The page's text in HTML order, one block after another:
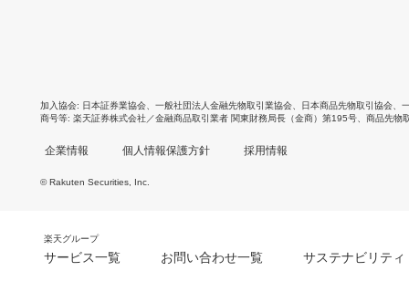
加入協会 日本証券業協会 一般社団法人金融先物取引業協会 日本商品先物取引協会
商号等 楽天証券株式会社／金融商品取引業者 関東財務局長（金商）第195号、商品先物
企業情報 個人情報保護方針 採用情報
© Rakuten Securities, Inc.
楽天グループ
サービス一覧 お問い合わせ一覧 サステナビリティ